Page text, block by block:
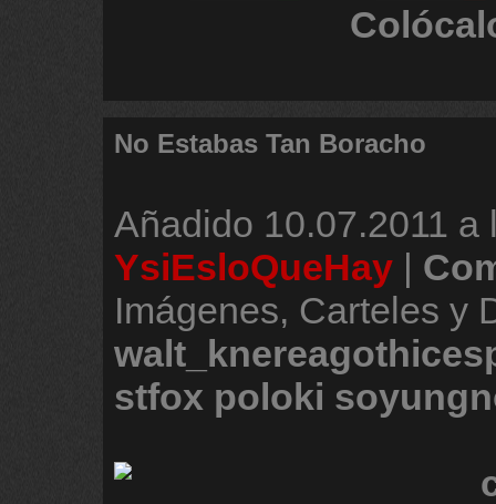
No Estabas Tan Boracho
Añadido 10.07.2011 a
YsiEsloQueHay |
Imágenes, Carteles y
stfox poloki